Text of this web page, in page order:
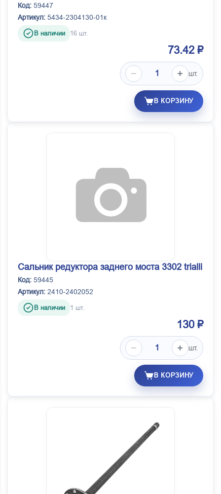
Код: 59447
Артикул: 5434-2304130-01к
В наличии 16 шт.
73.42 ₽
шт.
В КОРЗИНУ
Сальник редуктора заднего моста 3302 trialli
Код: 59445
Артикул: 2410-2402052
В наличии 1 шт.
130 ₽
шт.
В КОРЗИНУ